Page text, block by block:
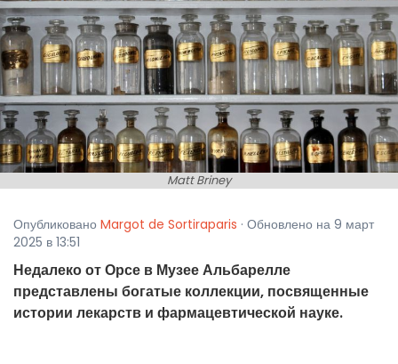
Matt Briney
Опубликовано Margot de Sortiraparis · Обновлено на 9 март
2025 в 13:51
Недалеко от Орсе в Музее Альбарелле
представлены богатые коллекции, посвященные
истории лекарств и фармацевтической науке.